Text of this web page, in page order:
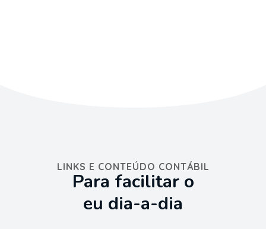
LINKS E CONTEÚDO CONTÁBIL
Para facilitar o
eu dia-a-dia